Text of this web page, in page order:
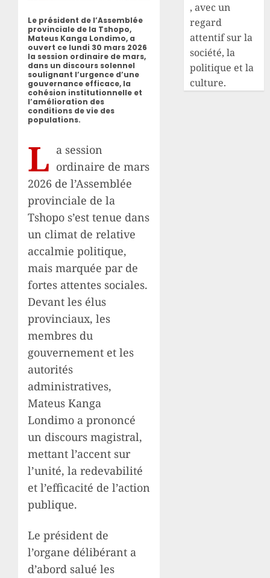
Le président de l’Assemblée
provinciale de la Tshopo,
Mateus Kanga Londimo, a
ouvert ce lundi 30 mars 2026
la session ordinaire de mars,
dans un discours solennel
soulignant l’urgence d’une
gouvernance efficace, la
cohésion institutionnelle et
l’amélioration des
conditions de vie des
populations.
L a session
ordinaire de mars
2026 de l’Assemblée
provinciale de la
Tshopo s’est tenue dans
un climat de relative
accalmie politique,
mais marquée par de
fortes attentes sociales.
Devant les élus
provinciaux, les
membres du
gouvernement et les
autorités
administratives,
Mateus Kanga
Londimo a prononcé
un discours magistral,
mettant l’accent sur
l’unité, la redevabilité
et l’efficacité de l’action
publique.
Le président de
l’organe délibérant a
d’abord salué les
, avec un
regard
attentif sur la
société, la
politique et la
culture.